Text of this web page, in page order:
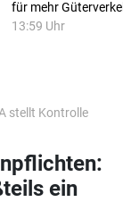
für mehr
13:59 Uhr
stellt Kontrolle
ein